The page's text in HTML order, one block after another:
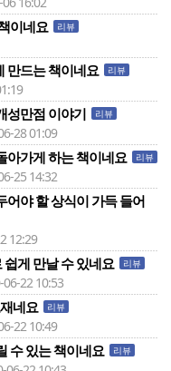
이네요 리뷰
만드는 책이네요 리뷰
성만점 이야기 리뷰
28 01:09
아가게 하는 책이네요 리뷰
25 14:32
어야 할 상식이 가득 들어
12:29
게 만날 수 있네요 리뷰
22 10:53
네요 리뷰
22 10:49
수 있는 책이네요 리뷰